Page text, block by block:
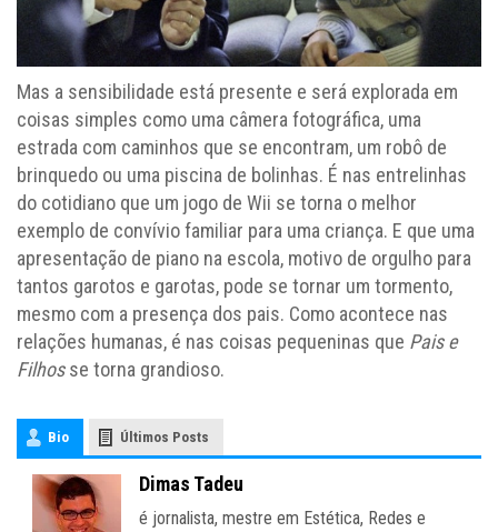
Mas a sensibilidade está presente e será explorada em
coisas simples como uma câmera fotográfica, uma
estrada com caminhos que se encontram, um robô de
brinquedo ou uma piscina de bolinhas. É nas entrelinhas
do cotidiano que um jogo de Wii se torna o melhor
exemplo de convívio familiar para uma criança. E que uma
apresentação de piano na escola, motivo de orgulho para
tantos garotos e garotas, pode se tornar um tormento,
mesmo com a presença dos pais. Como acontece nas
relações humanas, é nas coisas pequeninas que Pais e
Filhosse torna grandioso.
Bio Últimos Posts
Dimas Tadeu
é jornalista, mestre em Estética, Redes e